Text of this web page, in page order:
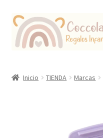
Ir
la
Ir
contenido
Inicio TIENDA Marcas